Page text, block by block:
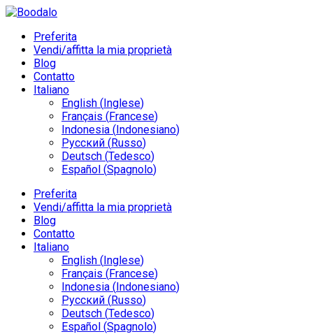
Preferita
Vendi/affitta la mia proprietà
Blog
Contatto
Italiano
English (Inglese)
Français (Francese)
Indonesia (Indonesiano)
Русский (Russo)
Deutsch (Tedesco)
Español (Spagnolo)
Preferita
Vendi/affitta la mia proprietà
Blog
Contatto
Italiano
English (Inglese)
Français (Francese)
Indonesia (Indonesiano)
Русский (Russo)
Deutsch (Tedesco)
Español (Spagnolo)